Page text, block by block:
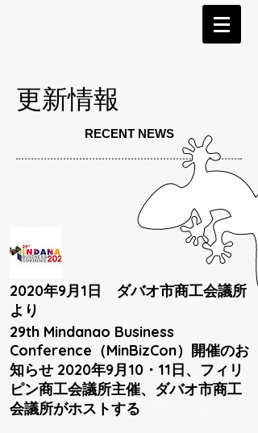
更新情報
RECENT NEWS
2020年9月1日 ダバオ市商工会議所
より
29th Mindanao Business
Conference（MinBizCon）開催のお
知らせ 2020年9月10・11日、フィリ
ピン商工会議所主催、ダバオ市商工
会議所がホストする